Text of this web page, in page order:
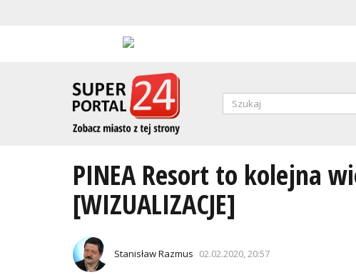
Formularz
PINEA Resort to kolejna
[WIZUALIZACJE]
Stanisław Razmus 02.02.2020, 20:57